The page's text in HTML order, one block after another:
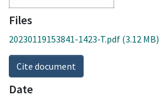
Files
20230119153841-1423-T.pdf (3.12 MB)
Cite document
Date